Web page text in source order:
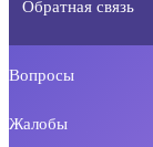
Обратная связь
Вопросы
Жалобы